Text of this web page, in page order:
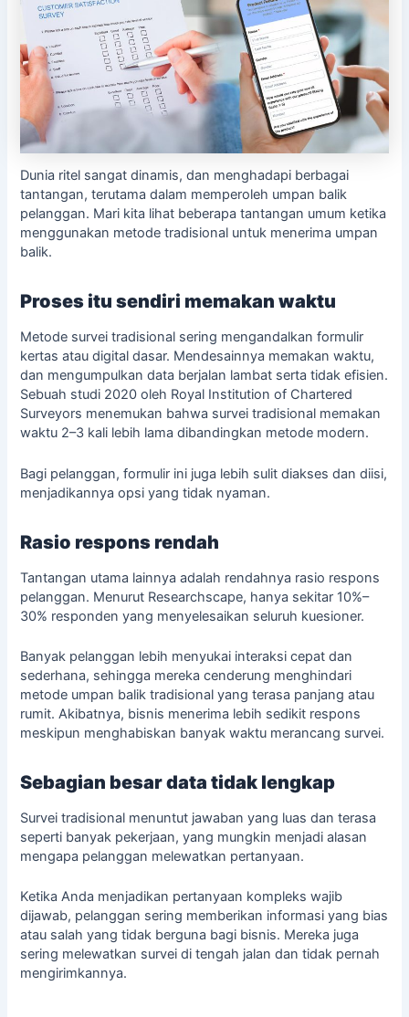
Dunia ritel sangat dinamis, dan menghadapi berbagai
tantangan, terutama dalam memperoleh umpan balik
pelanggan. Mari kita lihat beberapa tantangan umum ketika
menggunakan metode tradisional untuk menerima umpan
balik.
Proses itu sendiri memakan waktu
Metode survei tradisional sering mengandalkan formulir
kertas atau digital dasar. Mendesainnya memakan waktu,
dan mengumpulkan data berjalan lambat serta tidak efisien.
Sebuah studi 2020 oleh Royal Institution of Chartered
Surveyors menemukan bahwa survei tradisional memakan
waktu 2–3 kali lebih lama dibandingkan metode modern.
Bagi pelanggan, formulir ini juga lebih sulit diakses dan diisi,
menjadikannya opsi yang tidak nyaman.
Rasio respons rendah
Tantangan utama lainnya adalah rendahnya rasio respons
pelanggan. Menurut Researchscape, hanya sekitar 10%–
30% responden yang menyelesaikan seluruh kuesioner.
Banyak pelanggan lebih menyukai interaksi cepat dan
sederhana, sehingga mereka cenderung menghindari
metode umpan balik tradisional yang terasa panjang atau
rumit. Akibatnya, bisnis menerima lebih sedikit respons
meskipun menghabiskan banyak waktu merancang survei.
Sebagian besar data tidak lengkap
Survei tradisional menuntut jawaban yang luas dan terasa
seperti banyak pekerjaan, yang mungkin menjadi alasan
mengapa pelanggan melewatkan pertanyaan.
Ketika Anda menjadikan pertanyaan kompleks wajib
dijawab, pelanggan sering memberikan informasi yang bias
atau salah yang tidak berguna bagi bisnis. Mereka juga
sering melewatkan survei di tengah jalan dan tidak pernah
mengirimkannya.